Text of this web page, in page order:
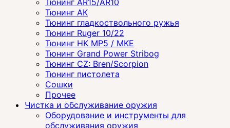
Тюнинг АК
Тюнинг гладкоствольного ружья
Тюнинг Ruger 10/22
Тюнинг HK MP5 / MKE
Тюнинг Grand Power Stribog
Тюнинг CZ: Bren/Scorpion
Тюнинг пистолета
Сошки
Прочее
Чистка и обслуживание оружия
Оборудование и инструменты для
обслуживания оружия